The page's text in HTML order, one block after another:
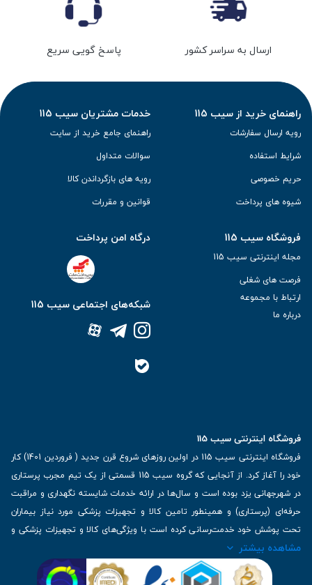
ارسال به سراسر کشور پاسخ گویی سریع
راهنمای خرید از سیب 115
رویه ارسال سفارشات
شرایط استفاده
حریم خصوصی
شیوه های پرداخت
خدمات مشتریان سیب 115
راهنمای جامع خرید از سایت
سوالات متداول
رویه های بازگرداندن کالا
قوانین و مقررات
فروشگاه سیب 115
مجله اینترنتی سیب 115
فرصت های شغلی
ارتباط با مجموعه
درباره ما
درگاه امن پرداخت
شبکه‌های اجتماعی سیب 115
فروشگاه اینترنتی سیب 115
فروشگاه اینترنتی سیب 115 در اولین روزهای شروع قرن جدید ( فروردین 1401) کار
خود را آغاز کرد. از آنجایی که گروه سیب 115 قسمتی از یک تیم مجرب پرستاری
در شهرجهانی یزد بوده است و سال‌ها در ارائه خدمات شایسته نگهداری و مراقبت
حرفه‌ای (پرستاری) و همینطور تامین کالا و تجهیزات پزشکی مورد نیاز بیماران
تحت پوشش خود خدمت‌رسانی کرده است با ویژگی‌های کالا و تجهیزات پزشکی و
برترین برندهای موجود در بازار اطلاعات بسیار ارزشمندی را دارا می‌باشد
مشاهده بیشتر